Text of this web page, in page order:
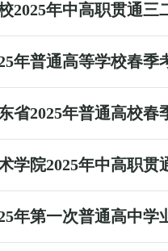
2025年中高职贯通
年普通高等学校春
省2025年普通高校
学院2025年中高职
年第一次普通高中